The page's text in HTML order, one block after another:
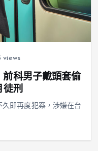
views
科男子戴頭套偷
徒刑
即再度犯案，涉嫌在台